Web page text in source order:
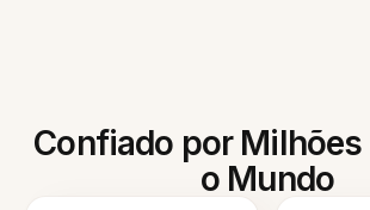
Confiado por Milhões
o Mundo